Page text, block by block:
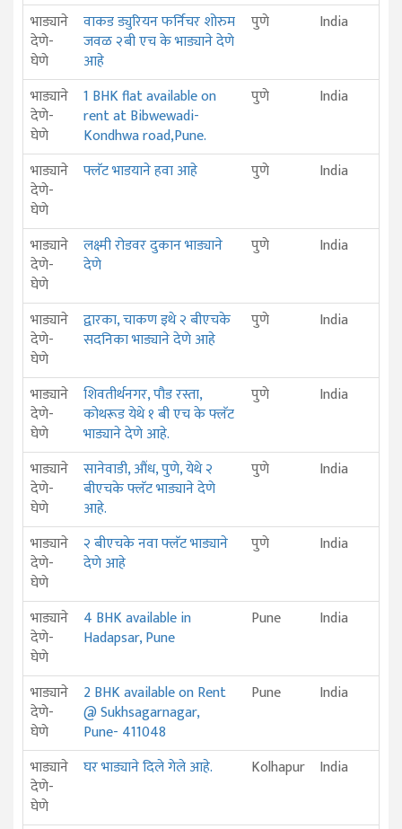
भाड्याने
देणे-
घेणे
वाकड ड्युरियन फर्निचर शोरुम
जवळ २बी एच के भाड्याने देणे
आहे
पुणे India
भाड्याने
देणे-
घेणे
1 BHK flat available on
rent at Bibwewadi-
Kondhwa road,Pune.
पुणे India
भाड्याने
देणे-
घेणे
फ्लॅट भाडयाने हवा आहे पुणे India
भाड्याने
देणे-
घेणे
लक्ष्मी रोडवर दुकान भाड्याने
देणे
पुणे India
भाड्याने
देणे-
घेणे
द्वारका, चाकण इथे २ बीएचके
सदनिका भाड्याने देणे आहे
पुणे India
भाड्याने
देणे-
घेणे
शिवतीर्थनगर, पौड रस्ता,
कोथरूड येथे १ बी एच के फ्लॅट
भाड्याने देणे आहे.
पुणे India
भाड्याने
देणे-
घेणे
सानेवाडी, औंध, पुणे, येथे २
बीएचके फ्लॅट भाड्याने देणे
आहे.
पुणे India
भाड्याने
देणे-
घेणे
२ बीएचके नवा फ्लॅट भाड्याने
देणे आहे
पुणे India
भाड्याने
देणे-
घेणे
4 BHK available in
Hadapsar, Pune
Pune India
भाड्याने
देणे-
घेणे
2 BHK available on Rent
@ Sukhsagarnagar,
Pune- 411048
Pune India
भाड्याने
देणे-
घेणे
घर भाड्याने दिले गेले आहे. Kolhapur India